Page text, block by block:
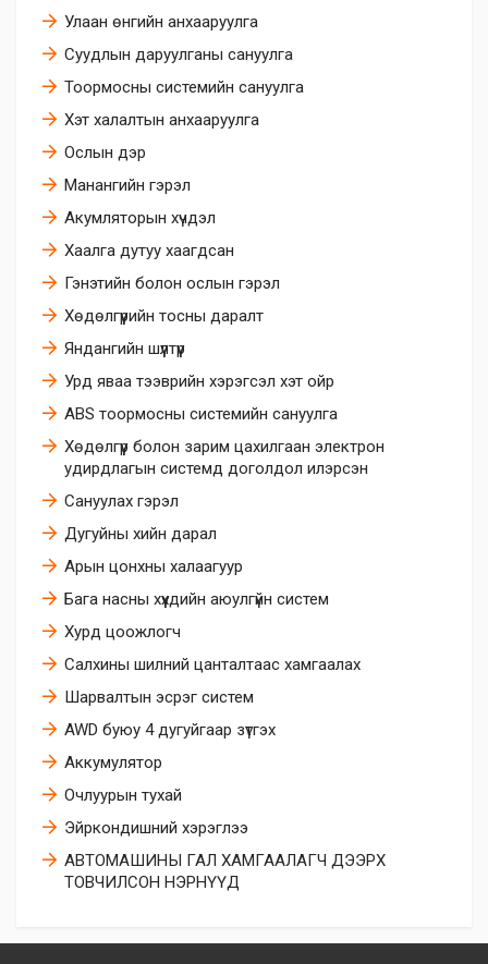
Улаан өнгийн анхааруулга
Суудлын даруулганы сануулга
Тоормосны системийн сануулга
Хэт халалтын анхааруулга
Ослын дэр
Манангийн гэрэл
Акумляторын хүчдэл
Хаалга дутуу хаагдсан
Гэнэтийн болон ослын гэрэл
Хөдөлгүүрийн тосны даралт
Яндангийн шүүлтүүр
Урд яваа тээврийн хэрэгсэл хэт ойр
ABS тоормосны системийн сануулга
Хөдөлгүүр болон зарим цахилгаан электрон
удирдлагын системд доголдол илэрсэн
Сануулах гэрэл
Дугуйны хийн дарал
Арын цонхны халаагуур
Бага насны хүүхдийн аюулгүйн систем
Хурд цоожлогч
Салхины шилний цанталтаас хамгаалах
Шарвалтын эсрэг систем
AWD буюу 4 дугуйгаар зүтгэх
Аккумулятор
Очлуурын тухай
Эйркoндишний хэрэглээ
АВТОМАШИНЫ ГАЛ ХАМГААЛАГЧ ДЭЭРХ
ТОВЧИЛСОН НЭРНҮҮД